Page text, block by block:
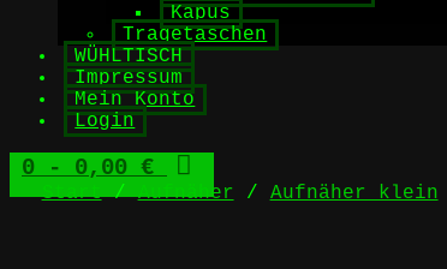
Kapus
Tragetaschen
WÜHLTISCH
Impressum
Mein Konto
Login
0 - 0,00 €
Start/Aufnäher / Aufnäher klein